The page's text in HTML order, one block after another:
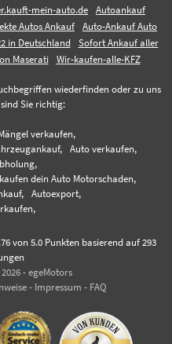
mein-auto.de
Autoankauf
Autos Ankauf
Auto-Ankauf Auto
in Deutschland
Sofort Ankauf aller
Maserati Wir-kaufen-alle-KFZ
wiederfinden oder zu uns
Sie richtig:
verkaufen,
Auto verkaufen,
dein Auto Motorschaden,
Autoexport,
von 5.0 Punkten basierend auf 293
- egeMotors
- Impressum - FAQ